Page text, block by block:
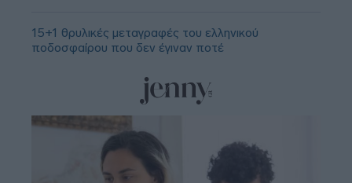
15+1 θρυλικές μεταγραφές του ελληνικού
ποδοσφαίρου που δεν έγιναν ποτέ